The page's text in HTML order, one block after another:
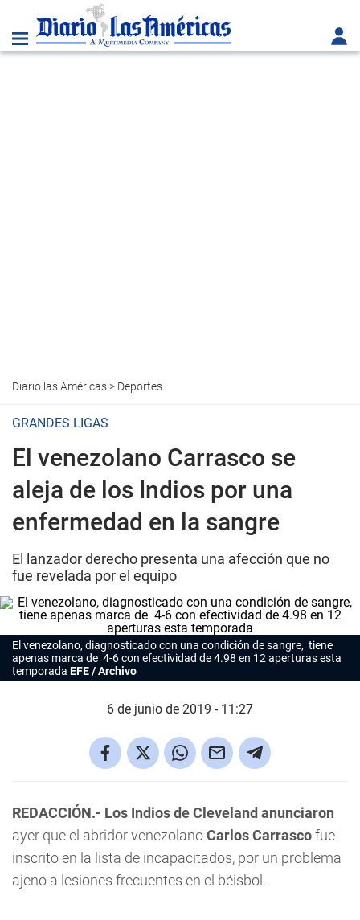
Diario las Américas> Deportes
GRANDES LIGAS
El venezolano Carrasco se
aleja de los Indios por una
enfermedad en la sangre
El lanzador derecho presenta una afección que no
fue revelada por el equipo
El venezolano, diagnosticado con una condición de sangre, tiene
apenas marca de 4-6 con efectividad de 4.98 en 12 aperturas esta
temporada EFE / Archivo
6 de junio de 2019 - 11:27
REDACCIÓN.- Los Indios de Cleveland anunciaron
ayer que el abridor venezolanoCarlos Carrascofue
inscrito en la lista de incapacitados, por un problema
ajeno a lesiones frecuentes en el béisbol.